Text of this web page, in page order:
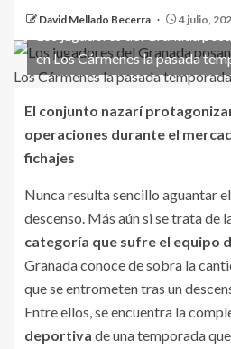
David Mellado Becerra 4 julio,
en Los Cármenes la pasada
El conjunto nazarí
operaciones durante el
fichajes
Nunca resulta sencillo aguantar
descenso. Más aún si se trata de
categoría que sufre el equipo
Granada conoce de sobra la
que se entrometen tras un
Entre ellos, se encuentra la
deportiva de una temporada